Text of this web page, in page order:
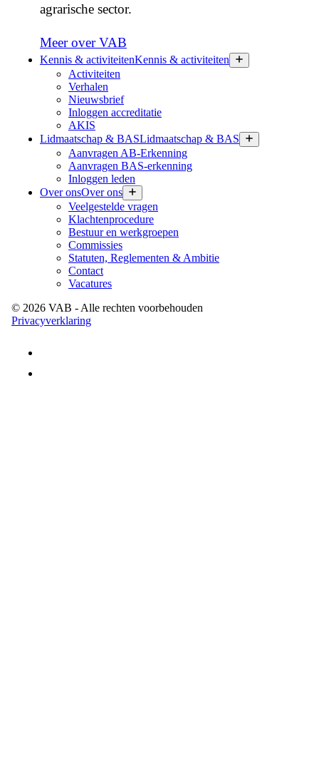
agrarische sector.
Meer over VAB
Kennis & activiteitenKennis & activiteiten
Activiteiten
Verhalen
Nieuwsbrief
Inloggen accreditatie
AKIS
Lidmaatschap & BASLidmaatschap & BAS
Aanvragen AB-Erkenning
Aanvragen BAS-erkenning
Inloggen leden
Over onsOver ons
Veelgestelde vragen
Klachtenprocedure
Bestuur en werkgroepen
Commissies
Statuten, Reglementen & Ambitie
Contact
Vacatures
© 2026 VAB - Alle rechten voorbehouden
Privacyverklaring